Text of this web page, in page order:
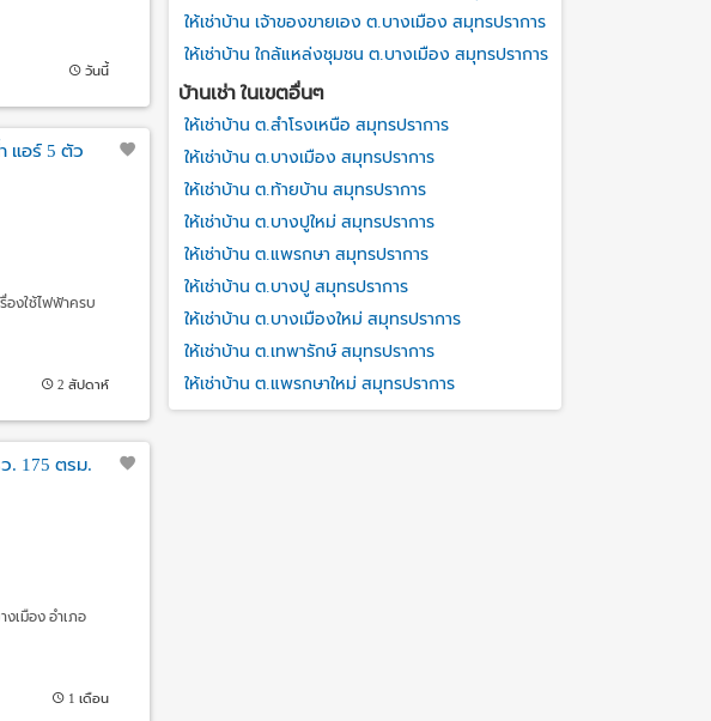
วันนี้
แอร์ 5 ตัว
องใช้ไฟฟ้าครบ
2 สัปดาห์
. 175 ตรม.
งเมือง อำเภอ
1 เดือน
ให้เช่าบ้าน เจ้าของขายเอง ต.บางเมือง สมุทรปราการ
ให้เช่าบ้าน ใกล้แหล่งชุมชน ต.บางเมือง สมุทรปราการ
บ้านเช่า ในเขตอื่นๆ
ให้เช่าบ้าน ต.สำโรงเหนือ สมุทรปราการ
ให้เช่าบ้าน ต.บางเมือง สมุทรปราการ
ให้เช่าบ้าน ต.ท้ายบ้าน สมุทรปราการ
ให้เช่าบ้าน ต.บางปูใหม่ สมุทรปราการ
ให้เช่าบ้าน ต.แพรกษา สมุทรปราการ
ให้เช่าบ้าน ต.บางปู สมุทรปราการ
ให้เช่าบ้าน ต.บางเมืองใหม่ สมุทรปราการ
ให้เช่าบ้าน ต.เทพารักษ์ สมุทรปราการ
ให้เช่าบ้าน ต.แพรกษาใหม่ สมุทรปราการ